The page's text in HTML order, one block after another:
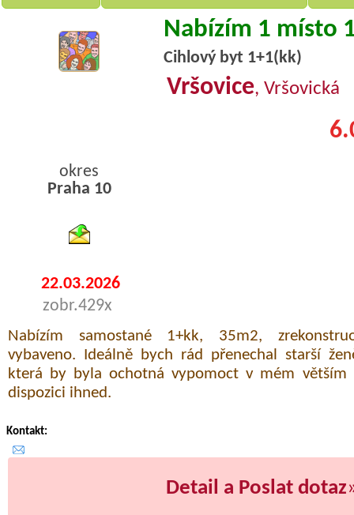
Nabízím 1 místo
Cihlový byt 1+1(kk)
Vršovice, Vršovická
okres
Praha 10
22.03.2026
zobr.429x
Nabízím samostané 1+kk, 35m2,
vybaveno. Ideálně bych rád přenechal starší
která by byla ochotná vypomoct v mém
dispozici ihned.
Kontakt:
Detail a Poslat dotaz